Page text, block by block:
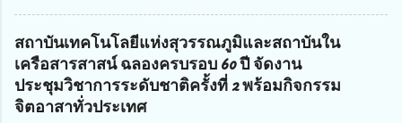
รมการฯ 1.นายวณิชา คณะใน ผู้ทรงคุณวุฒิ 2.นายภัทธาวุธ โพธา ผู้อำนวย
การวิทยาลัยสารพัดช่างกำแพงเพชร 3.นางสาวหัตถาภรณ์ เสาร์เรือน ผู้อำนวย
การวิทยาลัยการอาชีพบ้านตาก 4.นางเพ็ญศรี ขุนทอง ผู้อำนวยการวิทยาลัย
การอาชีพรัตนประสิทธิ์วิทย์ 5.นายธเนศ คงวังทอง ผู้อำนวยการวิทยาลัย
เกษตรและเทคโนโลยีพิจิตร 6.นายชัยณรงค์ คชมาตย์ ผู้อำนวยการวิทยาลัย
สถาบันเทคโนโลยีแห่งสุวรรณภูมิและสถาบันใน
เครือสารสาสน์ ฉลองครบรอบ 60 ปี จัดงาน
ประชุมวิชาการระดับชาติครั้งที่ 2 พร้อมกิจกรรม
จิตอาสาทั่วประเทศ